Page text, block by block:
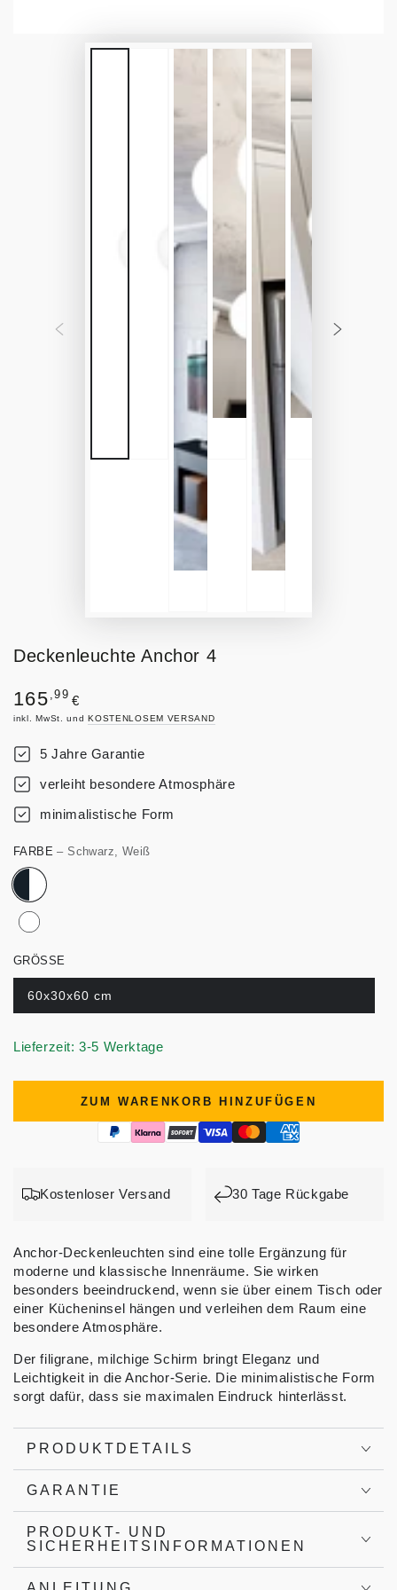
Deckenleuchte Anchor 4
Regulärer
Preis
165 ,99 €
inkl. MwSt. undKOSTENLOSEM VERSAND
5 Jahre Garantie
verleiht besondere Atmosphäre
minimalistische Form
FARBE– Schwarz, Weiß
GRÖSSE
60x30x60 cm
Lieferzeit: 3-5 Werktage
ZUM WARENKORB HINZUFÜGEN
Kostenloser Versand 30 Tage Rückgabe
Anchor-Deckenleuchten sind eine tolle Ergänzung für
moderne und klassische Innenräume. Sie wirken
besonders beeindruckend, wenn sie über einem Tisch oder
einer Kücheninsel hängen und verleihen dem Raum eine
besondere Atmosphäre.
Der filigrane, milchige Schirm bringt Eleganz und
Leichtigkeit in die Anchor-Serie. Die minimalistische Form
sorgt dafür, dass sie maximalen Eindruck hinterlässt.
PRODUKTDETAILS
GARANTIE
PRODUKT- UND
SICHERHEITSINFORMATIONEN